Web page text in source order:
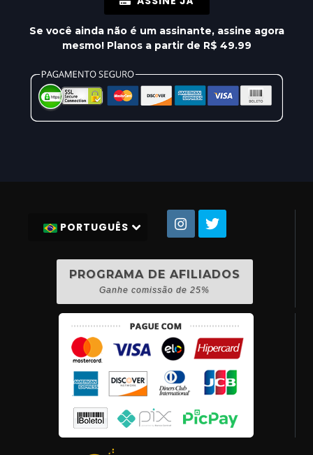
Se você ainda não é um assinante, assine agora
mesmo! Planos a partir de R$ 49.99
PORTUGUÊS
PROGRAMA DE AFILIADOS
Ganhe comissão de 25%